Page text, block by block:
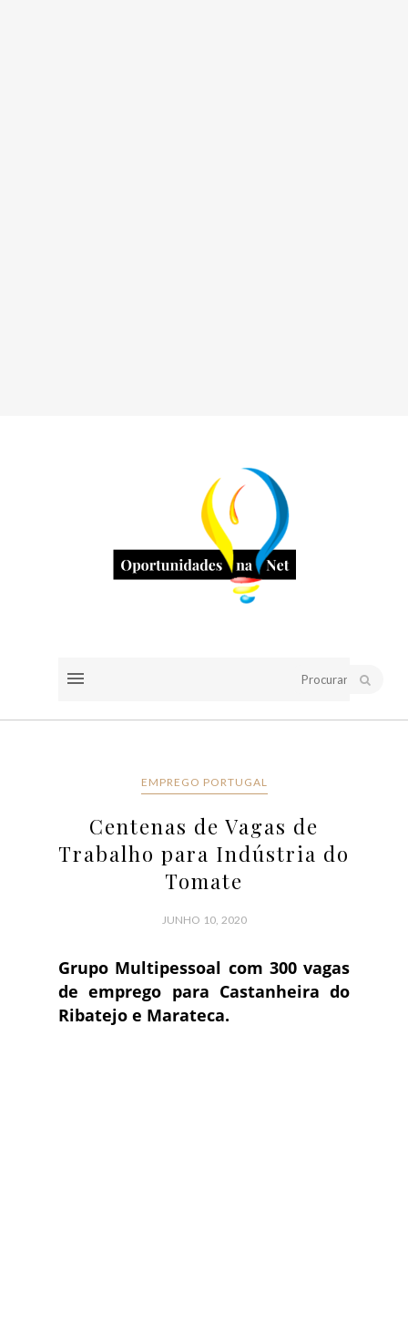
EMPREGO PORTUGAL
Centenas de Vagas de
Trabalho para Indústria do
Tomate
JUNHO 10, 2020
Grupo Multipessoal com 300 vagas
de emprego para Castanheira do
Ribatejo e Marateca.